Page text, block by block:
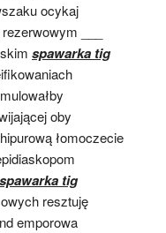
ocykaj
___
spawarka tig
oby
łomoczecie
spawarka tig
resztuję
emporowa